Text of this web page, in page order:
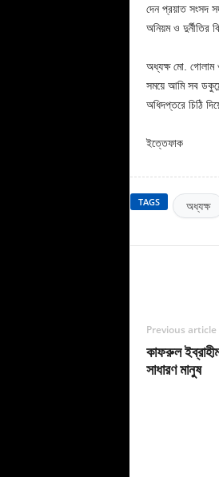
দেন প্রয়াত সংসদ
অনিয়ম ও দুর্নীতির
অধ্যক্ষ মো. গোলাম
সময়ে আমি সব
অধিদপ্তরে চিঠি
ইত্তেফাক
TAGS অধ্যক্ষ
Previous article
কাফরুল
সাধারণ মানুষ